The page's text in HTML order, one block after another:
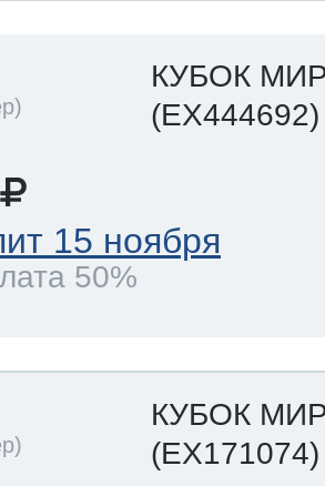
КУБОК
(EX444692)
15 ноября
50%
КУБОК
(EX171074)